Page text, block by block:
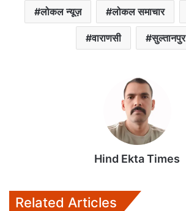
लोकल न्यूज़ लोकल समाचार
वाराणसी सुल्तानपुर
Hind Ekta Times
Related Articles